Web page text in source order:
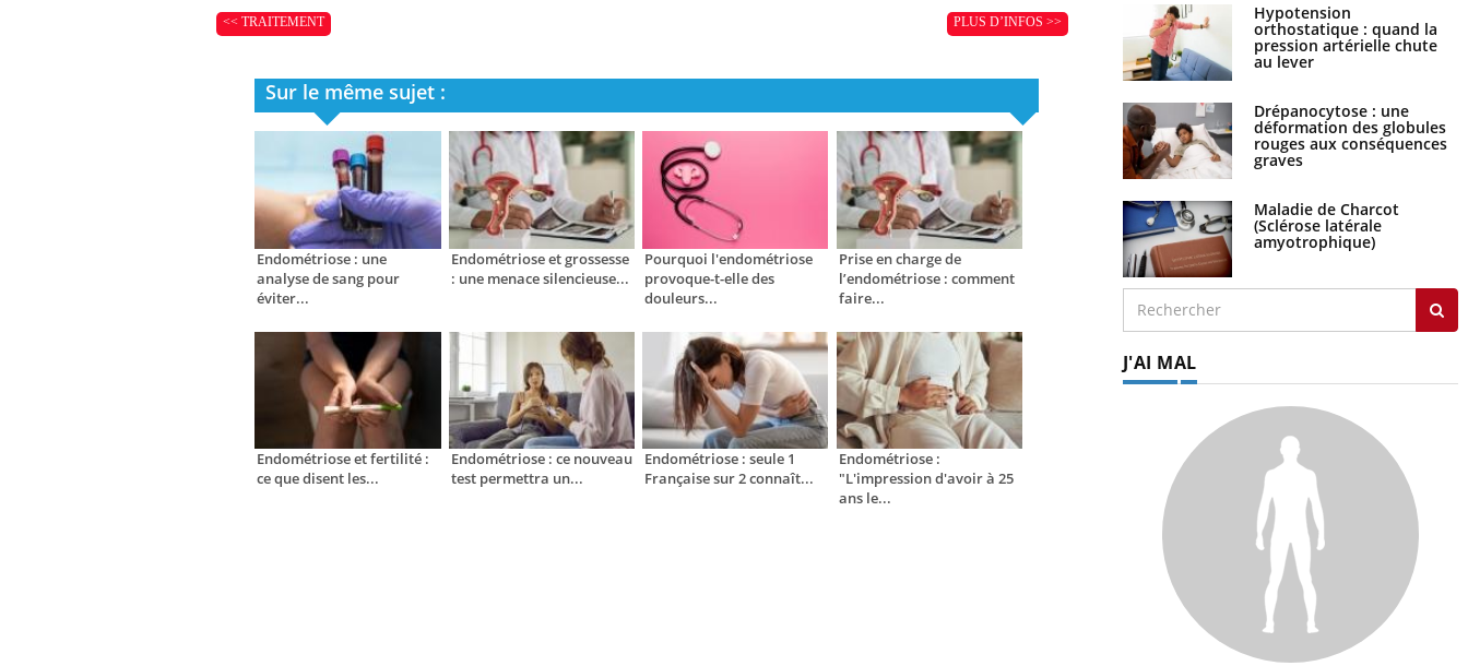
<< TRAITEMENT PLUS D’INFOS >>
Sur le même sujet :
Endométriose : une
analyse de sang pour
éviter...
Endométriose et grossesse
: une menace silencieuse...
Pourquoi l'endométriose
provoque-t-elle des
douleurs...
Prise en charge de
l’endométriose : comment
faire...
Endométriose et fertilité :
ce que disent les...
Endométriose : ce nouveau
test permettra un...
Endométriose : seule 1
Française sur 2 connaît...
Endométriose :
"L'impression d'avoir à 25
ans le...
Hypotension
orthostatique : quand la
pression artérielle chute
au lever
Drépanocytose : une
déformation des globules
rouges aux conséquences
graves
Maladie de Charcot
(Sclérose latérale
amyotrophique)
J'AI MAL